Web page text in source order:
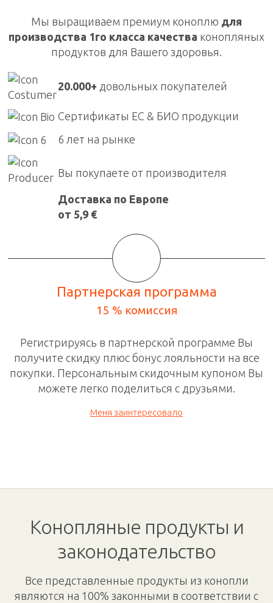
Мы выращиваем премиум коноплю для
производства 1го класса качества конопляных
продуктов для Вашего здоровья.
20.000+ довольных покупателей
Сертификаты ЕС & БИО продукции
6 лет на рынке
Вы покупаете от производителя
Доставка по Европе
от 5,9 €
Партнерская программа
15 % комиссия
Регистрируясь в партнерской программе Вы
получите скидку плюс бонус лояльности на все
покупки. Персональным скидочным купоном Вы
можете легко поделиться с друзьями.
Меня заинтересовало
Конопляные продукты и
законодательство
Все представленные продукты из конопли
являются на 100% законными в соответствии с